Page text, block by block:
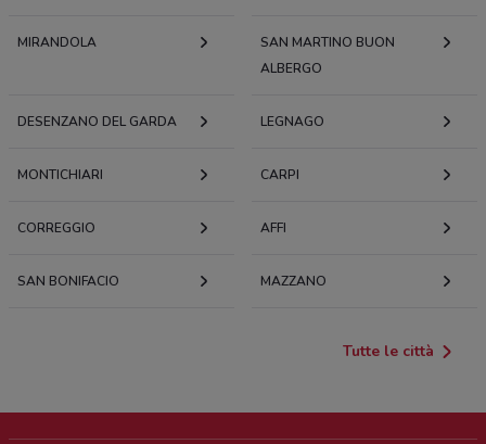
MIRANDOLA
SAN MARTINO BUON
ALBERGO
DESENZANO DEL GARDA LEGNAGO
MONTICHIARI CARPI
CORREGGIO AFFI
SAN BONIFACIO MAZZANO
Tutte le città